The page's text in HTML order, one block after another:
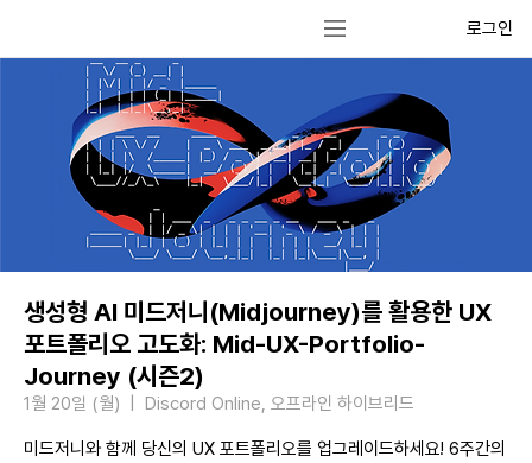
로그인
생성형 AI 미드저니(Midjourney)를 활용한 UX
포트폴리오 고도화: Mid-UX-Portfolio-
Journey (시즌2)
1월 20일 (월) Discord Online, 오프라인 하이브리드
미드저니와 함께 당신의 UX 포트폴리오를 업그레이드하세요! 6주간의